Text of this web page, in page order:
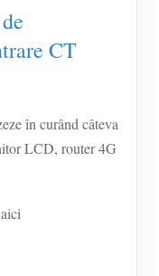
fabrici
CT
în curând câteva
LCD, router 4G